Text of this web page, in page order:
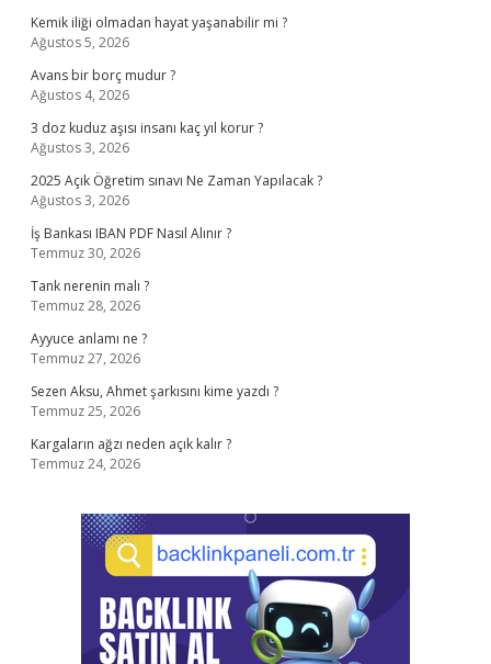
Kemik iliği olmadan hayat yaşanabilir mi ?
Ağustos 5, 2026
Avans bir borç mudur ?
Ağustos 4, 2026
3 doz kuduz aşısı insanı kaç yıl korur ?
Ağustos 3, 2026
2025 Açık Öğretim sınavı Ne Zaman Yapılacak ?
Ağustos 3, 2026
İş Bankası IBAN PDF Nasıl Alınır ?
Temmuz 30, 2026
Tank nerenin malı ?
Temmuz 28, 2026
Ayyuce anlamı ne ?
Temmuz 27, 2026
Sezen Aksu, Ahmet şarkısını kime yazdı ?
Temmuz 25, 2026
Kargaların ağzı neden açık kalır ?
Temmuz 24, 2026